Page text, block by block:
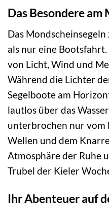
Das Besondere am
Das
als nur eine
von Licht, Wind und
Während die Lichter
Segelboote am
lautlos über das
unterbrochen nur vom
Wellen und dem
Atmosphäre der Ruhe
Trubel der Kieler
Ihr Abenteuer auf